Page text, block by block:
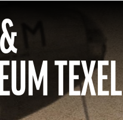
TEXEL